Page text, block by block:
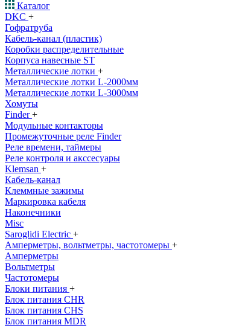
Каталог
DKC +
Гофратруба
Кабель-канал (пластик)
Коробки распределительные
Корпуса навесные ST
Металлические лотки +
Металлические лотки L-2000мм
Металлические лотки L-3000мм
Хомуты
Finder+
Модульные контакторы
Промежуточные реле Finder
Реле времени, таймеры
Реле контроля и акссесуары
Klemsan +
Кабель-канал
Клеммные зажимы
Маркировка кабеля
Наконечники
Misc
Saroglidi Electric +
Амперметры, вольтметры, частотомеры +
Амперметры
Вольтметры
Частотомеры
Блоки питания +
Блок питания CHR
Блок питания CHS
Блок питания MDR